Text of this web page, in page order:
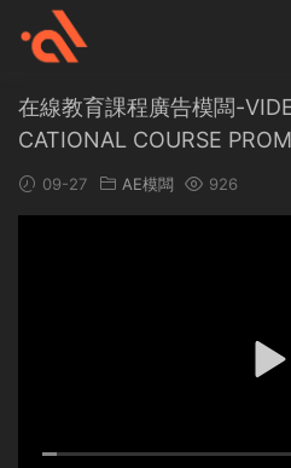
在線教育課程廣告模闆-
CATIONAL COURSE
09-27 AE模闆 926